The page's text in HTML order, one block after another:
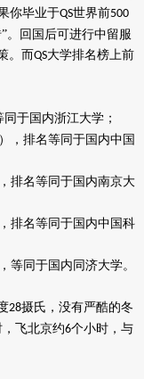
你毕业于QS世界前500
。回国后可进行中留服
。而QS大学排名榜上前
同于国内浙江大学；
），排名等同于国内中国
排名等同于国内南京大
排名等同于国内中国科
等同于国内同济大学。
28摄氏，没有严酷的冬
飞北京约6个小时，与